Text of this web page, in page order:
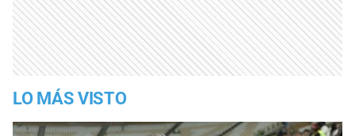
LO MÁS VISTO